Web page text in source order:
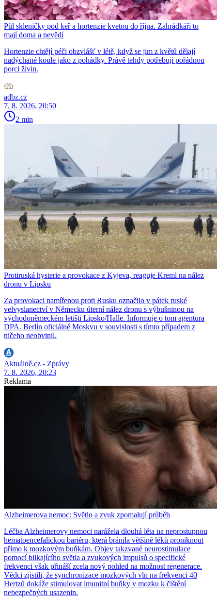
Půl skleničky pod keř a hortenzie kvetou do října. Zahrádkáři to
mají doma a nevědí
Hortenzie chtějí péči obzvlášť v létě, když se jim z květů dělají
nadýchané koule jako z pohádky. Právě tehdy potřebují pořádnou
porci živin.
adbz.cz
7. 8. 2026, 20:50
2 min
Protiruská hysterie a provokace z Kyjeva, reaguje Kreml na nález
dronu v Lipsku
Za provokaci namířenou proti Rusku označilo v pátek ruské
velvyslanectví v Německu úterní nález dronu s výbušninou na
východoněmeckém letišti Lipsko/Halle. Informuje o tom agentura
DPA. Berlín oficiálně Moskvu v souvislosti s tímto případem z
ničeho neobvinil.
Aktuálně.cz - Zprávy
7. 8. 2026, 20:23
Reklama
Alzheimerova nemoc: Světlo a zvuk zpomalují průběh
Léčba Alzheimerovy nemoci narážela dlouhá léta na neprostupnou
hematoencefalickou bariéru, která bránila většině léků proniknout
přímo k mozkovým buňkám. Objev takzvané neurostimulace
pomocí blikajícího světla a zvukových impulsů o specifické
frekvenci však přináší zcela nový pohled na možnost regenerace.
Vědci zjistili, že synchronizace mozkových vln na frekvenci 40
Hertzů dokáže stimulovat imunitní buňky v mozku k čištění
nebezpečných usazenin.